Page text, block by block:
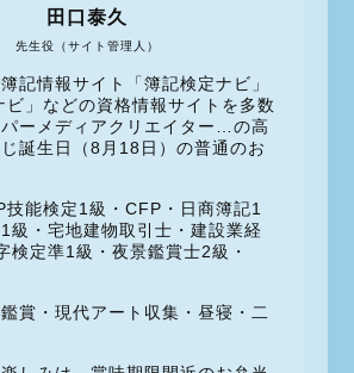
先生役（サイト管理人）
田口泰久
記情報サイト「簿記検定ナビ」
ビ」などの資格情報サイトを多数
ーメディアクリエイター…の高
誕生日（8月18日）の普通のお
技能検定1級・CFP・日商簿記1
級・宅地建物取引士・建設業経
検定準1級・夜景鑑賞士2級・
賞・現代アート収集・昼寝・二